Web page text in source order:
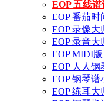
EOP 五线
EOP 番茄时
EOP 录像大
EOP 录音大
EOP MIDI版
EOP 人人钢
EOP 钢琴谱
EOP 练耳大